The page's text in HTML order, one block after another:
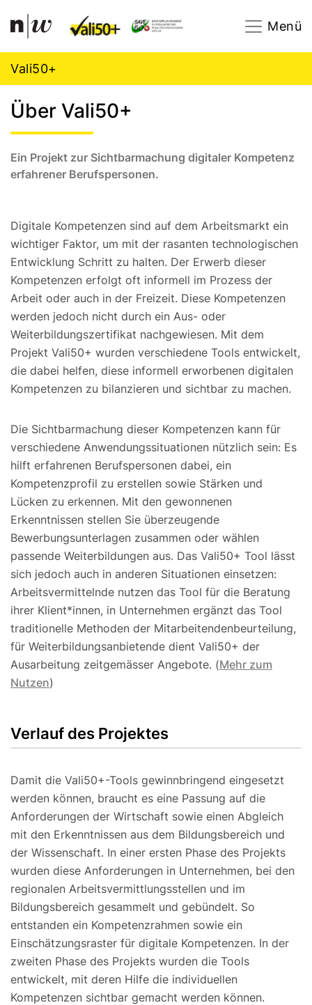
Navigation
Menü
Vali50+
Über Vali50+
Ein Projekt zur Sichtbarmachung digitaler Kompetenz
erfahrener Berufspersonen.
Digitale Kompetenzen sind auf dem Arbeitsmarkt ein
wichtiger Faktor, um mit der rasanten technologischen
Entwicklung Schritt zu halten. Der Erwerb dieser
Kompetenzen erfolgt oft informell im Prozess der
Arbeit oder auch in der Freizeit. Diese Kompetenzen
werden jedoch nicht durch ein Aus- oder
Weiterbildungszertifikat nachgewiesen. Mit dem
Projekt Vali50+ wurden verschiedene Tools entwickelt,
die dabei helfen, diese informell erworbenen digitalen
Kompetenzen zu bilanzieren und sichtbar zu machen.
Die Sichtbarmachung dieser Kompetenzen kann für
verschiedene Anwendungssituationen nützlich sein: Es
hilft erfahrenen Berufspersonen dabei, ein
Kompetenzprofil zu erstellen sowie Stärken und
Lücken zu erkennen. Mit den gewonnenen
Erkenntnissen stellen Sie überzeugende
Bewerbungsunterlagen zusammen oder wählen
passende Weiterbildungen aus. Das Vali50+ Tool lässt
sich jedoch auch in anderen Situationen einsetzen:
Arbeitsvermittelnde nutzen das Tool für die Beratung
ihrer Klient*innen, in Unternehmen ergänzt das Tool
traditionelle Methoden der Mitarbeitendenbeurteilung,
für Weiterbildungsanbietende dient Vali50+ der
Ausarbeitung zeitgemässer Angebote. (Mehr zum
Nutzen)
Verlauf des Projektes
Damit die Vali50+-Tools gewinnbringend eingesetzt
werden können, braucht es eine Passung auf die
Anforderungen der Wirtschaft sowie einen Abgleich
mit den Erkenntnissen aus dem Bildungsbereich und
der Wissenschaft. In einer ersten Phase des Projekts
wurden diese Anforderungen in Unternehmen, bei den
regionalen Arbeitsvermittlungsstellen und im
Bildungsbereich gesammelt und gebündelt. So
entstanden ein Kompetenzrahmen sowie ein
Einschätzungsraster für digitale Kompetenzen. In der
zweiten Phase des Projekts wurden die Tools
entwickelt, mit deren Hilfe die individuellen
Kompetenzen sichtbar gemacht werden können.
Footer